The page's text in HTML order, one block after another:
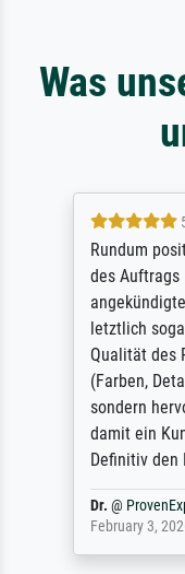
Was
Rundum
des Auftrags
letztlich
Qualität des
(Farben,
sondern
damit ein
Definitiv den
Dr. @
February 3,